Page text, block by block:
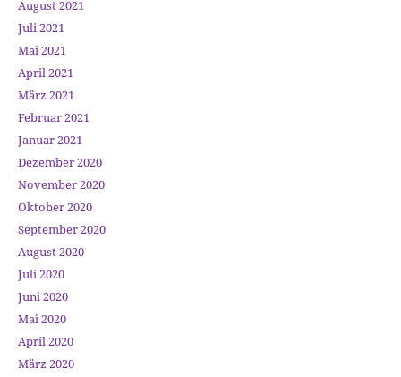
August 2021
Juli 2021
Mai 2021
April 2021
März 2021
Februar 2021
Januar 2021
Dezember 2020
November 2020
Oktober 2020
September 2020
August 2020
Juli 2020
Juni 2020
Mai 2020
April 2020
März 2020